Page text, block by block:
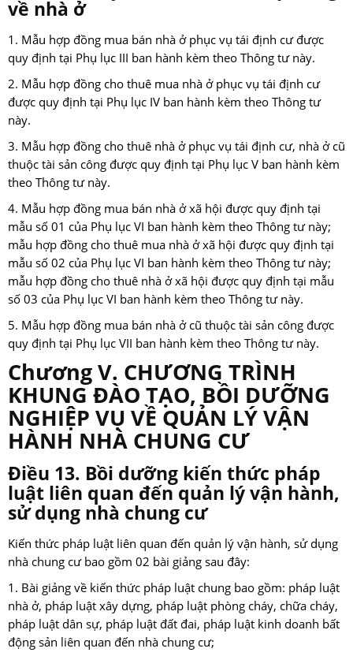
về nhà ở
1. Mẫu hợp đồng mua bán nhà ở phục vụ tái định cư được
quy định tại Phụ lục III ban hành kèm theo Thông tư này.
2. Mẫu hợp đồng cho thuê mua nhà ở phục vụ tái định cư
được quy định tại Phụ lục IV ban hành kèm theo Thông tư
này.
3. Mẫu hợp đồng cho thuê nhà ở phục vụ tái định cư, nhà ở cũ
thuộc tài sản công được quy định tại Phụ lục V ban hành kèm
theo Thông tư này.
4. Mẫu hợp đồng mua bán nhà ở xã hội được quy định tại
mẫu số 01 của Phụ lục VI ban hành kèm theo Thông tư này;
mẫu hợp đồng cho thuê mua nhà ở xã hội được quy định tại
mẫu số 02 của Phụ lục VI ban hành kèm theo Thông tư này;
mẫu hợp đồng cho thuê nhà ở xã hội được quy định tại mẫu
số 03 của Phụ lục VI ban hành kèm theo Thông tư này.
5. Mẫu hợp đồng mua bán nhà ở cũ thuộc tài sản công được
quy định tại Phụ lục VII ban hành kèm theo Thông tư này.
Chương V. CHƯƠNG TRÌNH
KHUNG ĐÀO TẠO, BỒI DƯỠNG
NGHIỆP VỤ VỀ QUẢN LÝ VẬN
HÀNH NHÀ CHUNG CƯ
Điều 13. Bồi dưỡng kiến thức pháp
luật liên quan đến quản lý vận hành,
sử dụng nhà chung cư
Kiến thức pháp luật liên quan đến quản lý vận hành, sử dụng
nhà chung cư bao gồm 02 bài giảng sau đây:
1. Bài giảng về kiến thức pháp luật chung bao gồm: pháp luật
nhà ở, pháp luật xây dựng, pháp luật phòng cháy, chữa cháy,
pháp luật dân sự, pháp luật đất đai, pháp luật kinh doanh bất
động sản liên quan đến nhà chung cư;